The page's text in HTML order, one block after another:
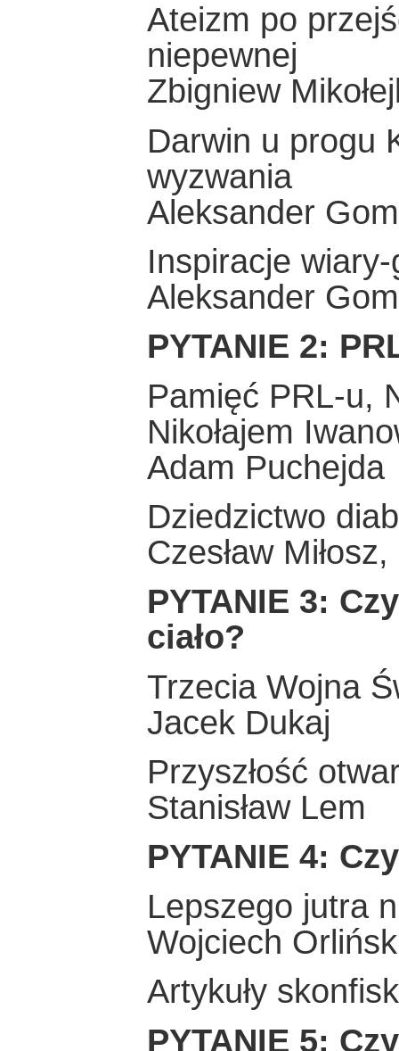
Ateizm po
niepewnej
Zbigniew
Darwin u progu
wyzwania
Aleksander
Inspiracje
Aleksander
PYTANIE 2:
Pamięć PRL-u,
Nikołajem
Adam Puchejda
Dziedzictwo
Czesław
PYTANIE 3:
ciało?
Trzecia Wojna
Jacek Dukaj
Przyszłość
Stanisław Lem
PYTANIE 4:
Lepszego jutra
Wojciech
Artykuły
PYTANIE 5: